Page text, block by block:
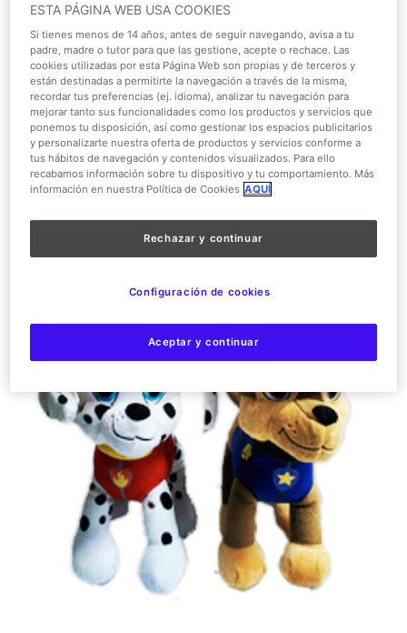
(2016) a las 11:59 p.m. Si resultasganador
mail, y si no,tambiénpuedes tener algunasorpresa. :)
¿Qué puedes ganar?
1er PREMIO:
- 4 Entradas al parque
- 2 peluches de patrulla
ESTA PÁGINA WEB USA COOKIES
Si tienes menos de 14 años, antes de seguir navegando, avisa a tu
padre, madre o tutor para que las gestione, acepte o rechace. Las
cookies utilizadas por esta Página Web son propias y de terceros y
están destinadas a permitirte la navegación a través de la misma,
recordar tus preferencias (ej. idioma), analizar tu navegación para
mejorar tanto sus funcionalidades como los productos y servicios que
ponemos tu disposición, así como gestionar los espacios publicitarios
y personalizarte nuestra oferta de productos y servicios conforme a
tus hábitos de navegación y contenidos visualizados. Para ello
recabamos información sobre tu dispositivo y tu comportamiento. Más
información en nuestra Política de Cookies AQUÍ
Rechazar y continuar
Aceptar y continuar
Configuración de cookies